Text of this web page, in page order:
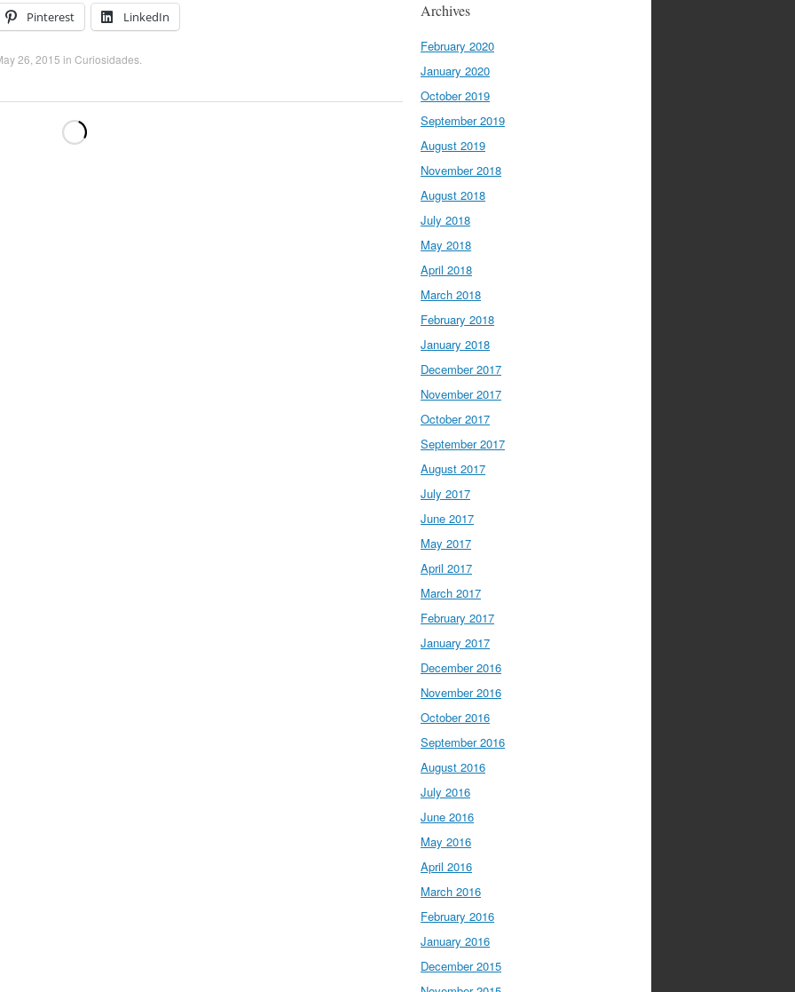
Pinterest LinkedIn
26, 2015 in Curiosidades
Archives
February 2020
January 2020
October 2019
September 2019
August 2019
November 2018
August 2018
July 2018
May 2018
April 2018
March 2018
February 2018
January 2018
December 2017
November 2017
October 2017
September 2017
August 2017
July 2017
June 2017
May 2017
April 2017
March 2017
February 2017
January 2017
December 2016
November 2016
October 2016
September 2016
August 2016
July 2016
June 2016
May 2016
April 2016
March 2016
February 2016
January 2016
December 2015